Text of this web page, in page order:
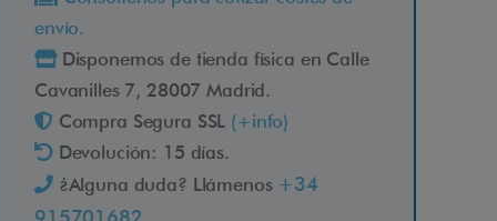
envío.
Disponemos de tienda física en Calle
Cavanilles 7, 28007 Madrid.
Compra Segura SSL (+info)
Devolución: 15 días.
¿Alguna duda? Llámenos +34